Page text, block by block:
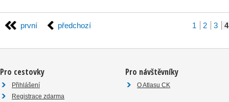
první předchozí 1 2 3 4
Pro cestovky
Přihlášení
Registrace zdarma
Pro návštěvníky
O Atlasu CK